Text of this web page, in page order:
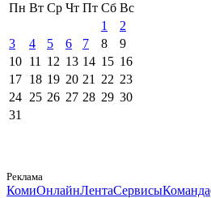
Пн Вт Ср Чт Пт Сб Вс
1
2
3
4 5 6 7 8
9
10 11 12 13 14 15 16
17 18 19 20 21 22 23
24 25 26 27 28 29 30
31
Реклама
КомиОнлайнЛентаСервисыКоманда